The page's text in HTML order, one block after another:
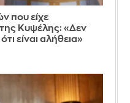
που είχε
Κυψέλης: «Δεν
είναι αλήθεια»